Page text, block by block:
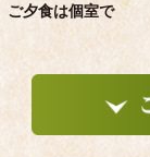
ご夕食は個室で